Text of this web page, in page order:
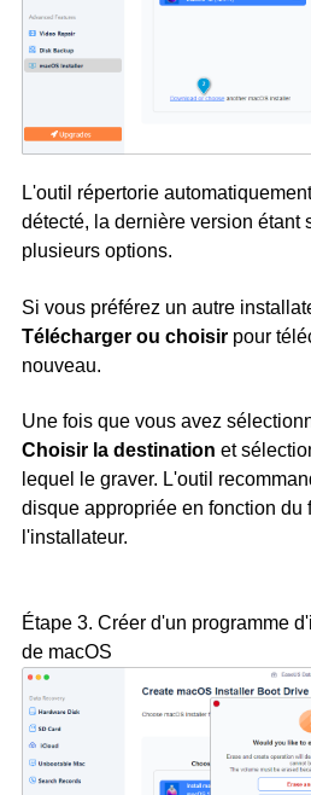
L'outil répertorie
détecté, la dernière version étant
plusieurs options.
Si vous préférez un autre
Télécharger ou choisirpour
nouveau.
Une fois que vous avez
Choisir la destination et
lequel le graver. L'outil
disque appropriée en fonction du
l'installateur.
Étape 3. Créer d'un programme
de macOS